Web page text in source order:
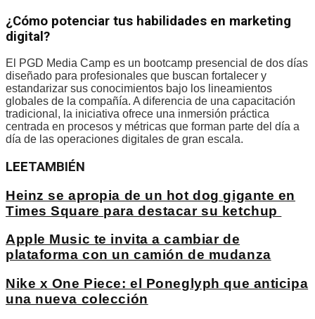
¿Cómo potenciar tus habilidades en marketing
digital?
El PGD Media Camp es un bootcamp presencial de dos días
diseñado para profesionales que buscan fortalecer y
estandarizar sus conocimientos bajo los lineamientos
globales de la compañía. A diferencia de una capacitación
tradicional, la iniciativa ofrece una inmersión práctica
centrada en procesos y métricas que forman parte del día a
día de las operaciones digitales de gran escala.
LEETAMBIÉN
Heinz se apropia de un hot dog gigante en
Times Square para destacar su ketchup
Apple Music te invita a cambiar de
plataforma con un camión de mudanza
Nike x One Piece: el Poneglyph que anticipa
una nueva colección